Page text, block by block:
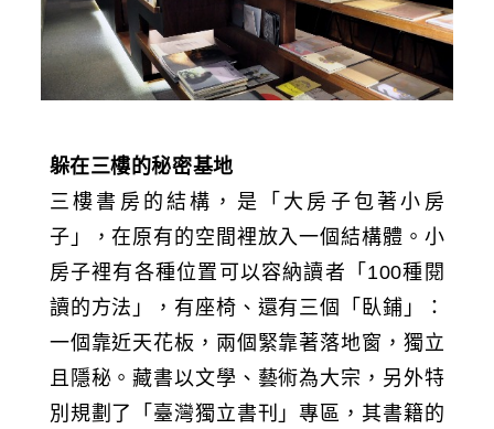
躲在三樓的秘密基地
三樓書房的結構，是「大房子包著小房
子」，在原有的空間裡放入一個結構體。小
房子裡有各種位置可以容納讀者「100種閱
讀的方法」，有座椅、還有三個「臥鋪」：
一個靠近天花板，兩個緊靠著落地窗，獨立
且隱秘。藏書以文學、藝術為大宗，另外特
別規劃了「臺灣獨立書刊」專區，其書籍的